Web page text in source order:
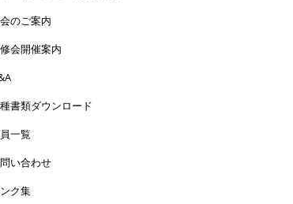
のご案内
会開催案内
書類ダウンロード
一覧
い合わせ
ク集